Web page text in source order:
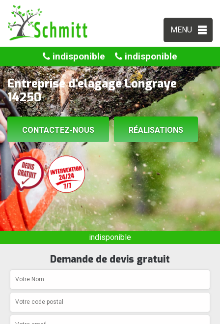
MENU
indisponible indisponible
Entreprise d'elagage Longraye
14250
CONTACTEZ-NOUS RÉALISATIONS
indisponible
Demande de devis gratuit